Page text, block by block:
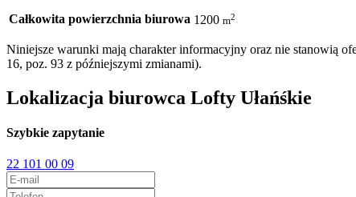
Całkowita powierzchnia biurowa 1200 m2
Niniejsze warunki mają charakter informacyjny oraz nie stanowią
16, poz. 93 z późniejszymi zmianami).
Lokalizacja biurowca Lofty Ułańśkie
Szybkie zapytanie
22 101 00 09